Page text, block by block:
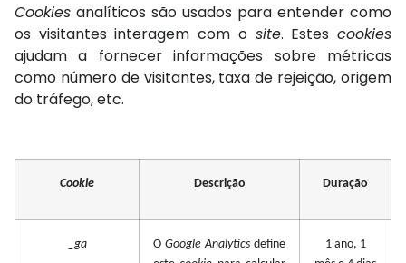
Cookies analíticos são usados ​​para entender como
os visitantes interagem com o site. Estescookies
ajudam a fornecer informações sobre métricas
como número de visitantes, taxa de rejeição, origem
do tráfego, etc.
Cookie Descrição Duração
_ga O Google Analytics define
1 ano, 1